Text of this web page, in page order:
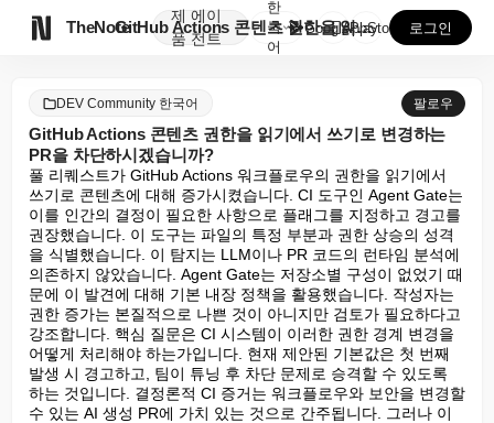
TheNote
제
품
에이
전트
GitHub Actions 콘텐츠 권한을 읽기에서 쓰기...
한
국
어
GooglePlay
AppStore 로그인
DEV Community 한국어 팔로우
GitHub Actions 콘텐츠 권한을 읽기에서 쓰기로 변경하는
PR을 차단하시겠습니까?
풀 리퀘스트가 GitHub Actions 워크플로우의 권한을 읽기에서
쓰기로 콘텐츠에 대해 증가시켰습니다. CI 도구인 Agent Gate는
이를 인간의 결정이 필요한 사항으로 플래그를 지정하고 경고를
권장했습니다. 이 도구는 파일의 특정 부분과 권한 상승의 성격
을 식별했습니다. 이 탐지는 LLM이나 PR 코드의 런타임 분석에
의존하지 않았습니다. Agent Gate는 저장소별 구성이 없었기 때
문에 이 발견에 대해 기본 내장 정책을 활용했습니다. 작성자는
권한 증가는 본질적으로 나쁜 것이 아니지만 검토가 필요하다고
강조합니다. 핵심 질문은 CI 시스템이 이러한 권한 경계 변경을
어떻게 처리해야 하는가입니다. 현재 제안된 기본값은 첫 번째
발생 시 경고하고, 팀이 튜닝 후 차단 문제로 승격할 수 있도록
하는 것입니다. 결정론적 CI 증거는 워크플로우와 보안을 변경할
수 있는 AI 생성 PR에 가치 있는 것으로 간주됩니다. 그러나 이